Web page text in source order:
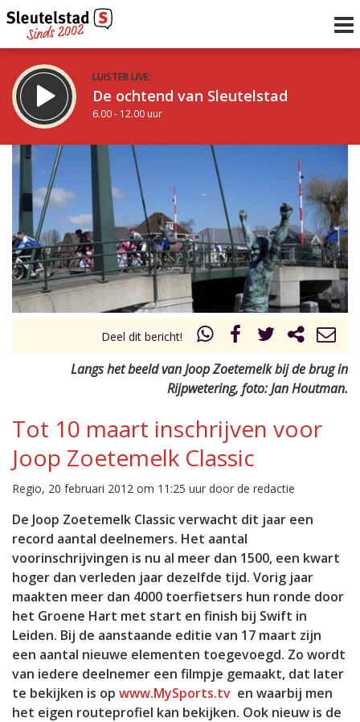
LUISTER LIVE:
De ochtend van Sleutelstad
6.00 - 12.00 uur
STRAKS:
De middag van Sleutelstad
12.00 - 17.00 uur
Vorig uur
uur 1 van 0 Volgend uur
Inklappen
Deel dit bericht!
Langs het beeld van Joop Zoetemelk bij de brug in
Rijpwetering, foto: Jan Houtman.
Tot 10 maart inschrijven voor
Joop Zoetemelk Classic
Regio, 20 februari 2012 om 11:25 uur door de redactie
De Joop Zoetemelk Classic verwacht dit jaar een
record aantal deelnemers. Het aantal
voorinschrijvingen is nu al meer dan 1500, een kwart
hoger dan verleden jaar dezelfde tijd. Vorig jaar
maakten meer dan 4000 toerfietsers hun ronde door
het Groene Hart met start en finish bij Swift in
Leiden. Bij de aanstaande editie van 17 maart zijn
een aantal nieuwe elementen toegevoegd. Zo wordt
van iedere deelnemer een filmpje gemaakt, dat later
te bekijken is op www.MySports.tv en waarbij men
het eigen routeprofiel kan bekijken. Ook nieuw is de